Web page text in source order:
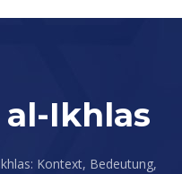
al-Ikhlas
Kontext, Bedeutung,